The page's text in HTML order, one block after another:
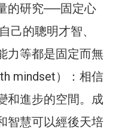
的研究──固定心
己的聰明才智、
力等都是固定而無
mindset）：相信
和進步的空間。成
智慧可以經後天培